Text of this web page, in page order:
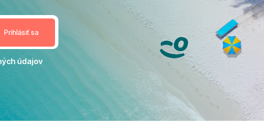
bol
relax.
s čistým
kto hľadá
na
​S
ďalších
údajov